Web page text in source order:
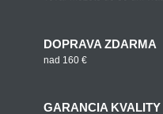
DOPRAVA ZDARMA
nad 160 €
GARANCIA KVALITY